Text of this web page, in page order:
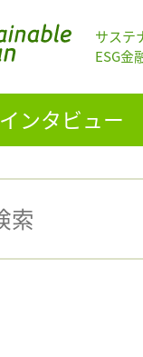
サステ
ESG金
インタビュー